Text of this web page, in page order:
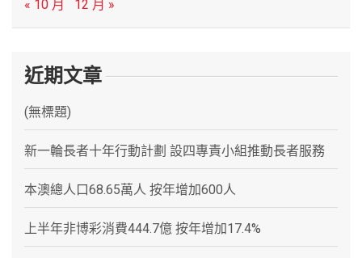
« 10 月
12 月 »
近期文章
(無標題)
新一輪長者十年行動計劃 設四專責小組推動長者服務
本澳總人口68.65萬人 按年增加600人
上半年非博彩消費444.7億 按年增加17.4%